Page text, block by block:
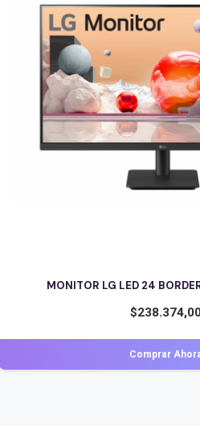
AOC MONITOR LED
$
Comprar